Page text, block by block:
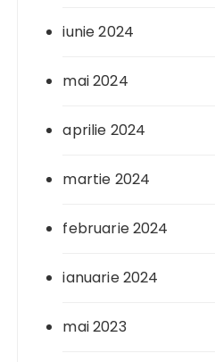
iunie 2024
mai 2024
aprilie 2024
martie 2024
februarie 2024
ianuarie 2024
mai 2023